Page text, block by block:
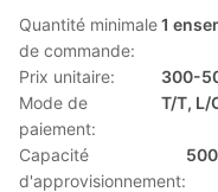
Quantité minimale
de commande:
1
Prix unitaire:
300-
Mode de
paiement:
T/T, L/
Capacité
d'approvisionnement: